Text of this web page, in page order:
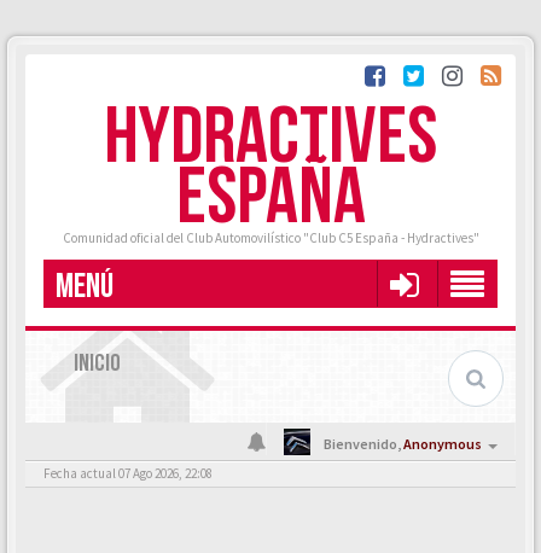
HYDRACTIVES
ESPAÑA
Comunidad oficial del Club Automovilístico "Club C5 España - Hydractives"
MENÚ
INICIO
Bienvenido,Anonymous
Fecha actual 07 Ago 2026, 22:08